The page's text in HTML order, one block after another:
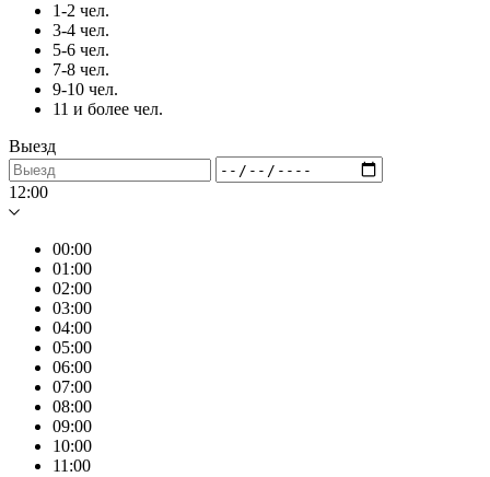
1-2 чел.
3-4 чел.
5-6 чел.
7-8 чел.
9-10 чел.
11 и более чел.
Выезд
12:00
00:00
01:00
02:00
03:00
04:00
05:00
06:00
07:00
08:00
09:00
10:00
11:00